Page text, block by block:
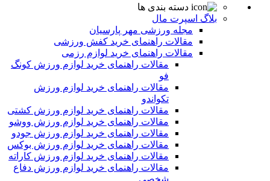
دسته بندی ها
بلاگ اسپرت مال
مجله ورزشی مهر پارسیان
مقالات راهنمای خرید کفش ورزشی
مقالات راهنمای خرید لوازم رزمی
مقالات راهنمای خرید لوازم ورزش کونگ
فو
مقالات راهنمای خرید لوازم ورزش
تکواندو
مقالات راهنمای خرید لوازم ورزش کشتی
مقالات راهنمای خرید لوازم ورزش ووشو
مقالات راهنمای خرید لوازم ورزش جودو
مقالات راهنمای خرید لوازم ورزش بوکس
مقالات راهنمای خرید لوازم ورزش کاراته
مقالات راهنمای خرید لوازم ورزش دفاع
شخصی